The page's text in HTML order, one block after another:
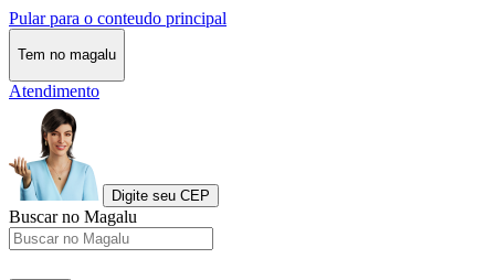
Pular para o conteudo principal
Tem no magalu
Atendimento
Digite seu CEP
Buscar no Magalu